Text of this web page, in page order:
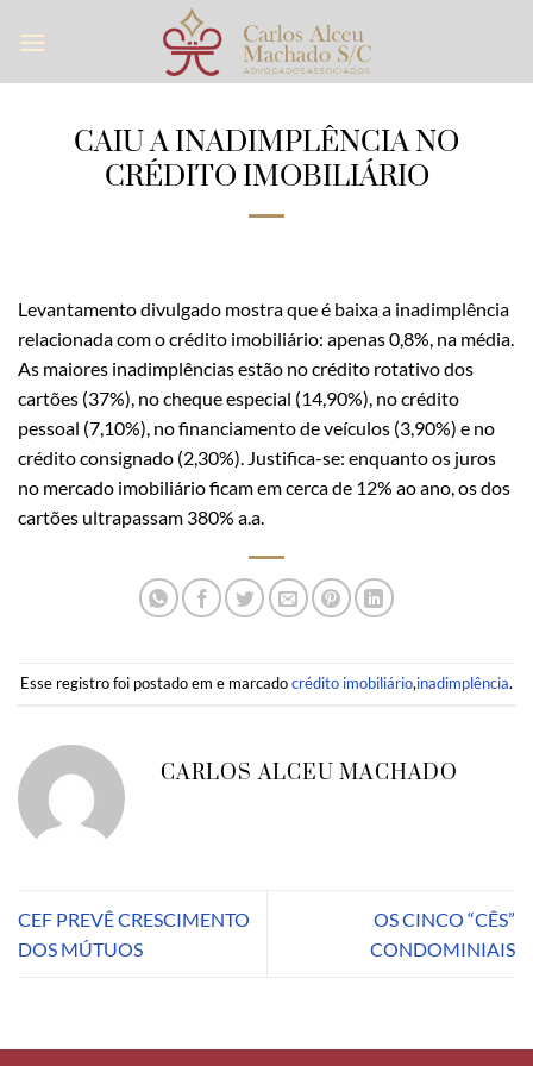
CAIU A INADIMPLÊNCIA NO
CRÉDITO IMOBILIÁRIO
Levantamento divulgado mostra que é baixa a inadimplência
relacionada com o crédito imobiliário: apenas 0,8%, na média.
As maiores inadimplências estão no crédito rotativo dos
cartões (37%), no cheque especial (14,90%), no crédito
pessoal (7,10%), no financiamento de veículos (3,90%) e no
crédito consignado (2,30%). Justifica-se: enquanto os juros
no mercado imobiliário ficam em cerca de 12% ao ano, os dos
cartões ultrapassam 380% a.a.
Esse registro foi postado em e marcadocrédito imobiliário,inadimplência.
CARLOS ALCEU MACHADO
CEF PREVÊ CRESCIMENTO
DOS MÚTUOS
OS CINCO “CÊS”
CONDOMINIAIS